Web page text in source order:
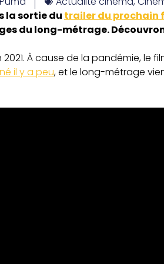
la sortie du trailer du prochain
du long-métrage.
À cause de la pandémie, le
il y a peu, et le long-métrage